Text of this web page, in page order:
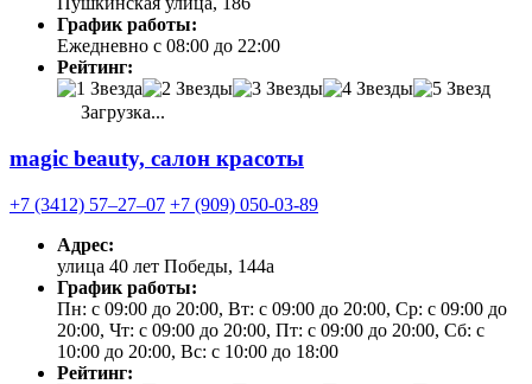
График работы:
Ежедневно с 08:00 до 22:00
Рейтинг:
Загрузка...
magic beauty, салон красоты
+7 (3412) 57‒27‒07 +7 (909) 050-03-89
Адрес:
улица 40 лет Победы, 144а
График работы:
Пн: с 09:00 до 20:00, Вт: с 09:00 до 20:00, Ср: с 09:00 до
20:00, Чт: с 09:00 до 20:00, Пт: с 09:00 до 20:00, Сб: с
10:00 до 20:00, Вс: с 10:00 до 18:00
Рейтинг: